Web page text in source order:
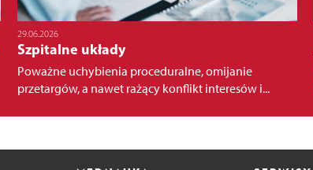
29.06.2026
Szpitalne układy
Poważne uchybienia proceduralne, omijanie
przetargów, a nawet rażący konflikt interesów i...